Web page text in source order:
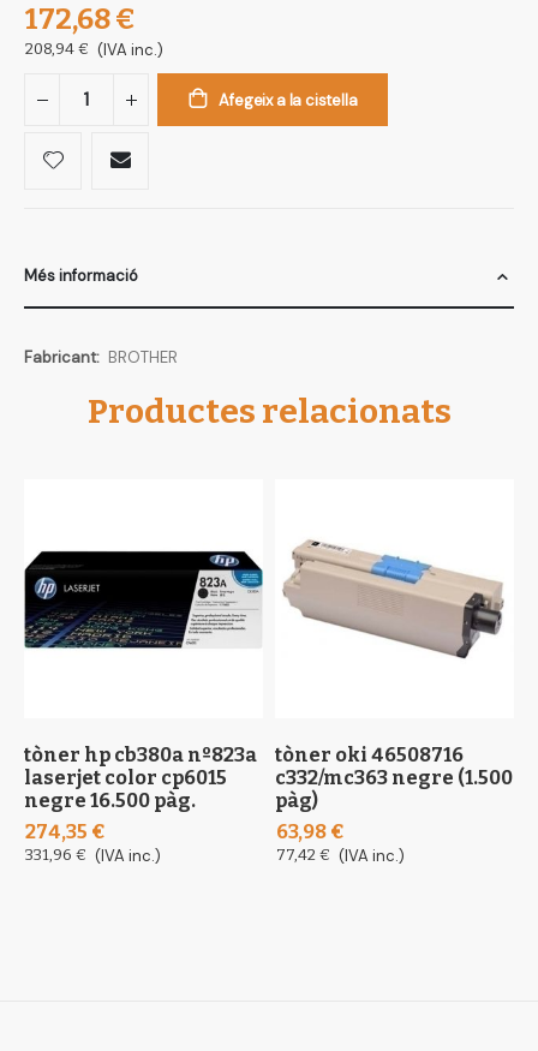
172,68 €
208,94 € (IVA inc.)
Afegeix a la cistella
Més informació
Més
BROTHER
Productes relacionats
tòner hp cb380a nº823a
laserjet color cp6015
negre 16.500 pàg.
274,35 €
331,96 € (IVA inc.)
tòner oki 46508716
c332/mc363 negre (1.500
pàg)
63,98 €
77,42 € (IVA inc.)